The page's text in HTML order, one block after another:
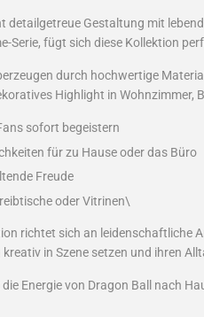
detailgetreue Gestaltung mit
Serie, fügt sich diese Kollektion
durch hochwertige
Highlight in Wohnzimmer,
sofort begeistern
für zu Hause oder das Büro
Freude
oder Vitrinen\
richtet sich an leidenschaftliche
in Szene setzen und ihren
Energie von Dragon Ball nach